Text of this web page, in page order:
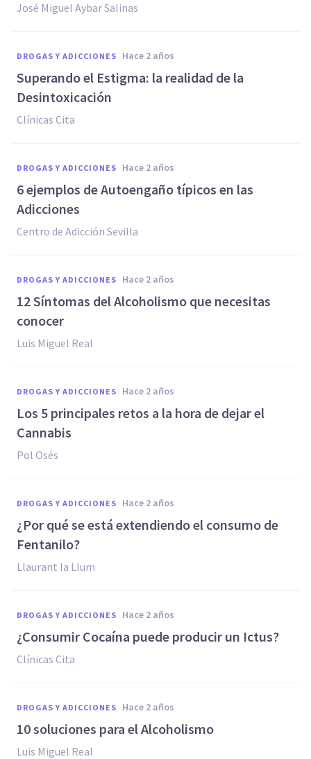
José Miguel Aybar Salinas
DROGAS Y ADICCIONES hace 2 años
Superando el Estigma: la realidad de la
Desintoxicación
Clínicas Cita
DROGAS Y ADICCIONES hace 2 años
6 ejemplos de Autoengaño típicos en las
Adicciones
Centro de Adicción Sevilla
DROGAS Y ADICCIONES hace 2 años
12 Síntomas del Alcoholismo que necesitas
conocer
Luis Miguel Real
DROGAS Y ADICCIONES hace 2 años
Los 5 principales retos a la hora de dejar el
Cannabis
Pol Osés
DROGAS Y ADICCIONES hace 2 años
¿Por qué se está extendiendo el consumo de
Fentanilo?
Llaurant la Llum
DROGAS Y ADICCIONES hace 2 años
¿Consumir Cocaína puede producir un Ictus?
Clínicas Cita
DROGAS Y ADICCIONES hace 2 años
10 soluciones para el Alcoholismo
Luis Miguel Real